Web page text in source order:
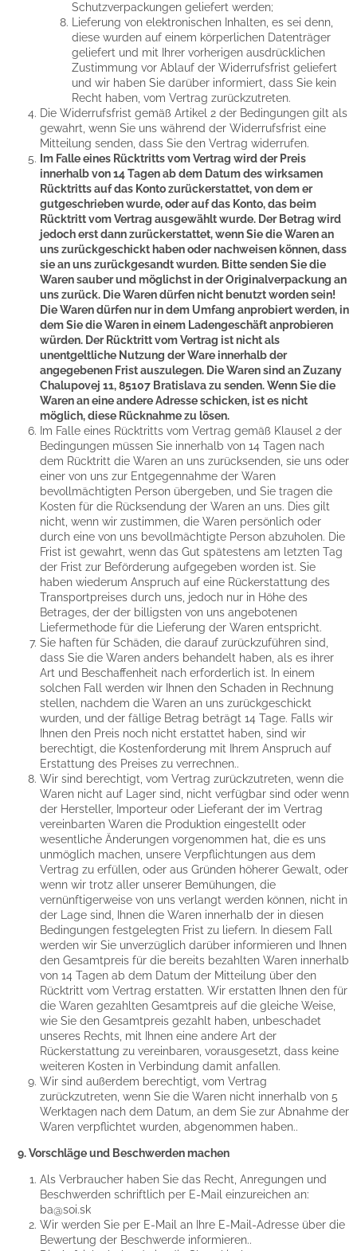
Schutzverpackungen geliefert werden;
Lieferung von elektronischen Inhalten, es sei denn,
diese wurden auf einem körperlichen Datenträger
geliefert und mit Ihrer vorherigen ausdrücklichen
Zustimmung vor Ablauf der Widerrufsfrist geliefert
und wir haben Sie darüber informiert, dass Sie kein
Recht haben, vom Vertrag zurückzutreten.
Die Widerrufsfrist gemäß Artikel 2 der Bedingungen gilt als
gewahrt, wenn Sie uns während der Widerrufsfrist eine
Mitteilung senden, dass Sie den Vertrag widerrufen.
Im Falle eines Rücktritts vom Vertrag wird der Preis
innerhalb von 14 Tagen ab dem Datum des wirksamen
Rücktritts auf das Konto zurückerstattet, von dem er
gutgeschrieben wurde, oder auf das Konto, das beim
Rücktritt vom Vertrag ausgewählt wurde. Der Betrag wird
jedoch erst dann zurückerstattet, wenn Sie die Waren an
uns zurückgeschickt haben oder nachweisen können, dass
sie an uns zurückgesandt wurden. Bitte senden Sie die
Waren sauber und möglichst in der Originalverpackung an
uns zurück. Die Waren dürfen nicht benutzt worden sein!
Die Waren dürfen nur in dem Umfang anprobiert werden, in
dem Sie die Waren in einem Ladengeschäft anprobieren
würden. Der Rücktritt vom Vertrag ist nicht als
unentgeltliche Nutzung der Ware innerhalb der
angegebenen Frist auszulegen. Die Waren sind an Zuzany
Chalupovej 11, 85107 Bratislava zu senden. Wenn Sie die
Waren an eine andere Adresse schicken, ist es nicht
möglich, diese Rücknahme zu lösen.
Im Falle eines Rücktritts vom Vertrag gemäß Klausel 2 der
Bedingungen müssen Sie innerhalb von 14 Tagen nach
dem Rücktritt die Waren an uns zurücksenden, sie uns oder
einer von uns zur Entgegennahme der Waren
bevollmächtigten Person übergeben, und Sie tragen die
Kosten für die Rücksendung der Waren an uns. Dies gilt
nicht, wenn wir zustimmen, die Waren persönlich oder
durch eine von uns bevollmächtigte Person abzuholen. Die
Frist ist gewahrt, wenn das Gut spätestens am letzten Tag
der Frist zur Beförderung aufgegeben worden ist. Sie
haben wiederum Anspruch auf eine Rückerstattung des
Transportpreises durch uns, jedoch nur in Höhe des
Betrages, der der billigsten von uns angebotenen
Liefermethode für die Lieferung der Waren entspricht.
Sie haften für Schäden, die darauf zurückzuführen sind,
dass Sie die Waren anders behandelt haben, als es ihrer
Art und Beschaffenheit nach erforderlich ist. In einem
solchen Fall werden wir Ihnen den Schaden in Rechnung
stellen, nachdem die Waren an uns zurückgeschickt
wurden, und der fällige Betrag beträgt 14 Tage. Falls wir
Ihnen den Preis noch nicht erstattet haben, sind wir
berechtigt, die Kostenforderung mit Ihrem Anspruch auf
Erstattung des Preises zu verrechnen..
Wir sind berechtigt, vom Vertrag zurückzutreten, wenn die
Waren nicht auf Lager sind, nicht verfügbar sind oder wenn
der Hersteller, Importeur oder Lieferant der im Vertrag
vereinbarten Waren die Produktion eingestellt oder
wesentliche Änderungen vorgenommen hat, die es uns
unmöglich machen, unsere Verpflichtungen aus dem
Vertrag zu erfüllen, oder aus Gründen höherer Gewalt, oder
wenn wir trotz aller unserer Bemühungen, die
vernünftigerweise von uns verlangt werden können, nicht in
der Lage sind, Ihnen die Waren innerhalb der in diesen
Bedingungen festgelegten Frist zu liefern. In diesem Fall
werden wir Sie unverzüglich darüber informieren und Ihnen
den Gesamtpreis für die bereits bezahlten Waren innerhalb
von 14 Tagen ab dem Datum der Mitteilung über den
Rücktritt vom Vertrag erstatten. Wir erstatten Ihnen den für
die Waren gezahlten Gesamtpreis auf die gleiche Weise,
wie Sie den Gesamtpreis gezahlt haben, unbeschadet
unseres Rechts, mit Ihnen eine andere Art der
Rückerstattung zu vereinbaren, vorausgesetzt, dass keine
weiteren Kosten in Verbindung damit anfallen.
Wir sind außerdem berechtigt, vom Vertrag
zurückzutreten, wenn Sie die Waren nicht innerhalb von 5
Werktagen nach dem Datum, an dem Sie zur Abnahme der
Waren verpflichtet wurden, abgenommen haben..
9. Vorschläge und Beschwerden machen
Als Verbraucher haben Sie das Recht, Anregungen und
Beschwerden schriftlich per E-Mail einzureichen an:
ba@soi.sk
Wir werden Sie per E-Mail an Ihre E-Mail-Adresse über die
Bewertung der Beschwerde informieren..